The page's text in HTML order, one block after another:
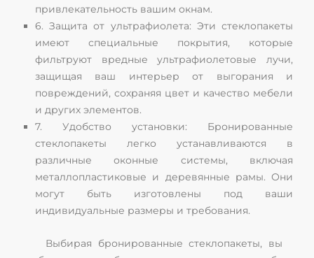
привлекательность вашим окнам.
6. Защита от ультрафиолета: Эти стеклопакеты
имеют специальные покрытия, которые
фильтруют вредные ультрафиолетовые лучи,
защищая ваш интерьер от выгорания и
повреждений, сохраняя цвет и качество мебели
и других элементов.
7. Удобство установки: Бронированные
стеклопакеты легко устанавливаются в
различные оконные системы, включая
металлопластиковые и деревянные рамы. Они
могут быть изготовлены под ваши
индивидуальные размеры и требования.
Выбирая бронированные стеклопакеты, вы